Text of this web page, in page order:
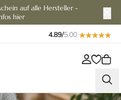
auf alle Hersteller -
hier
4.89/5.00